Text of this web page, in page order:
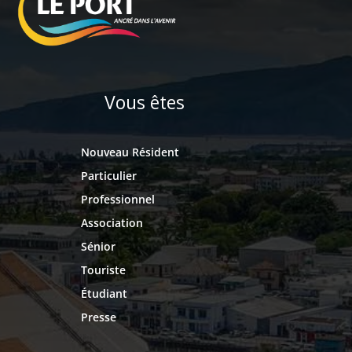
Vous êtes
Nouveau Résident
Particulier
Professionnel
Association
Sénior
Touriste
Étudiant
Presse